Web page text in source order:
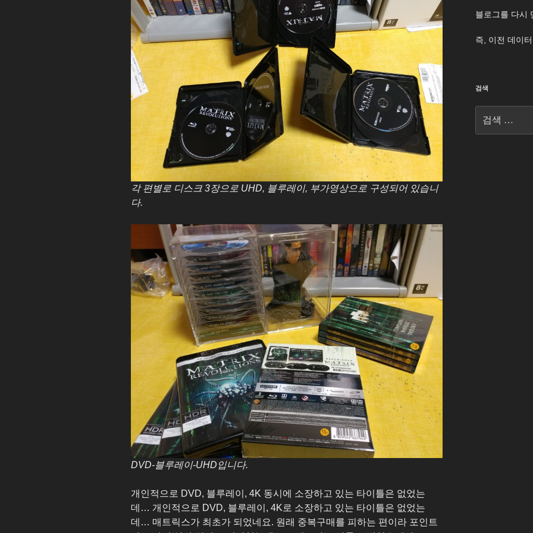
각 편별로 디스크 3장으로 UHD, 블루레이, 부가영상으로 구성되어 있습니
다.
DVD-블루레이-UHD입니다.
개인적으로 DVD, 블루레이, 4K 동시에 소장하고 있는 타이틀은 없었는
데… 개인적으로 DVD, 블루레이, 4K로 소장하고 있는 타이틀은 없었는
데… 매트릭스가 최초가 되었네요. 원래 중복구매를 피하는 편이라 포인트
블로그를 다시
즉, 이전 데이
검색
색: